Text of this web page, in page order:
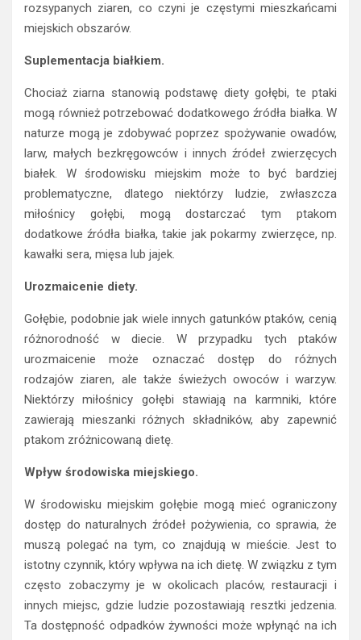
rozsypanych ziaren, co czyni je częstymi mieszkańcami
miejskich obszarów.
Suplementacja białkiem.
Chociaż ziarna stanowią podstawę diety gołębi, te ptaki
mogą również potrzebować dodatkowego źródła białka. W
naturze mogą je zdobywać poprzez spożywanie owadów,
larw, małych bezkręgowców i innych źródeł zwierzęcych
białek. W środowisku miejskim może to być bardziej
problematyczne, dlatego niektórzy ludzie, zwłaszcza
miłośnicy gołębi, mogą dostarczać tym ptakom
dodatkowe źródła białka, takie jak pokarmy zwierzęce, np.
kawałki sera, mięsa lub jajek.
Urozmaicenie diety.
Gołębie, podobnie jak wiele innych gatunków ptaków, cenią
różnorodność w diecie. W przypadku tych ptaków
urozmaicenie może oznaczać dostęp do różnych
rodzajów ziaren, ale także świeżych owoców i warzyw.
Niektórzy miłośnicy gołębi stawiają na karmniki, które
zawierają mieszanki różnych składników, aby zapewnić
ptakom zróżnicowaną dietę.
Wpływ środowiska miejskiego.
W środowisku miejskim gołębie mogą mieć ograniczony
dostęp do naturalnych źródeł pożywienia, co sprawia, że
muszą polegać na tym, co znajdują w mieście. Jest to
istotny czynnik, który wpływa na ich dietę. W związku z tym
często zobaczymy je w okolicach placów, restauracji i
innych miejsc, gdzie ludzie pozostawiają resztki jedzenia.
Ta dostępność odpadków żywności może wpłynąć na ich